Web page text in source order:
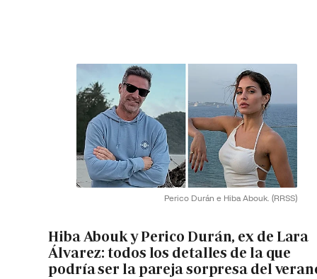
Perico Durán e Hiba Abouk. (RRSS)
Hiba Abouk y Perico Durán, ex de Lara
Álvarez: todos los detalles de la que
podría ser la pareja sorpresa del